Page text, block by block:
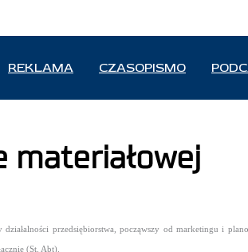
REKLAMA CZASOPISMO
materiałowej
przedsiębiorstwa, począwszy od marketingu i
(St. Abt).